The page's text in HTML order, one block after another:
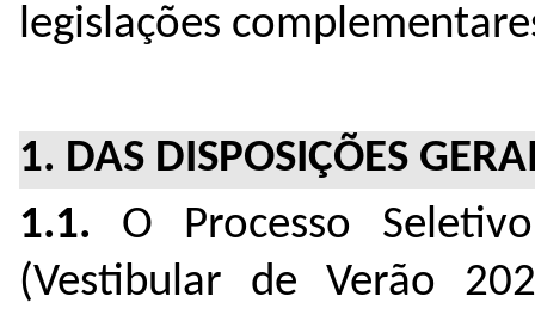
legislações
1. DAS DISPOSIÇÕES
1.1. O Processo
(Vestibular de Verão